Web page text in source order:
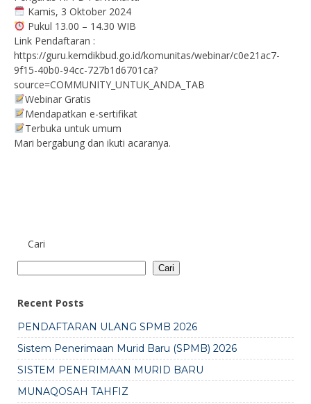
Kamis, 3 Oktober 2024
Pukul 13.00 – 14.30 WIB
Link Pendaftaran :
https://guru.kemdikbud.go.id/komunitas/webinar/c0e21ac7-
9f15-40b0-94cc-727b1d6701ca?
source=COMMUNITY_UNTUK_ANDA_TAB
Webinar Gratis
Mendapatkan e-sertifikat
Terbuka untuk umum
Mari bergabung dan ikuti acaranya.
Cari
Cari
Recent Posts
PENDAFTARAN ULANG SPMB 2026
Sistem Penerimaan Murid Baru (SPMB) 2026
SISTEM PENERIMAAN MURID BARU
MUNAQOSAH TAHFIZ